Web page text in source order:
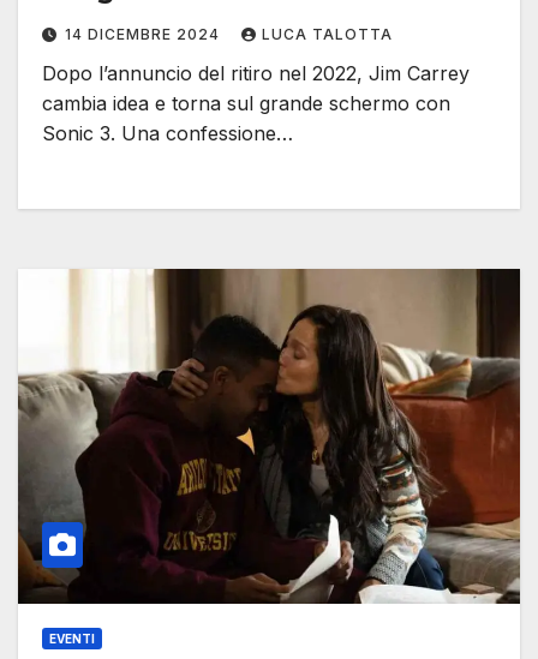
14 DICEMBRE 2024 LUCA TALOTTA
Dopo l’annuncio del ritiro nel 2022, Jim Carrey
cambia idea e torna sul grande schermo con
Sonic 3. Una confessione…
EVENTI